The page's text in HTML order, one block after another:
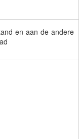
en aan de andere